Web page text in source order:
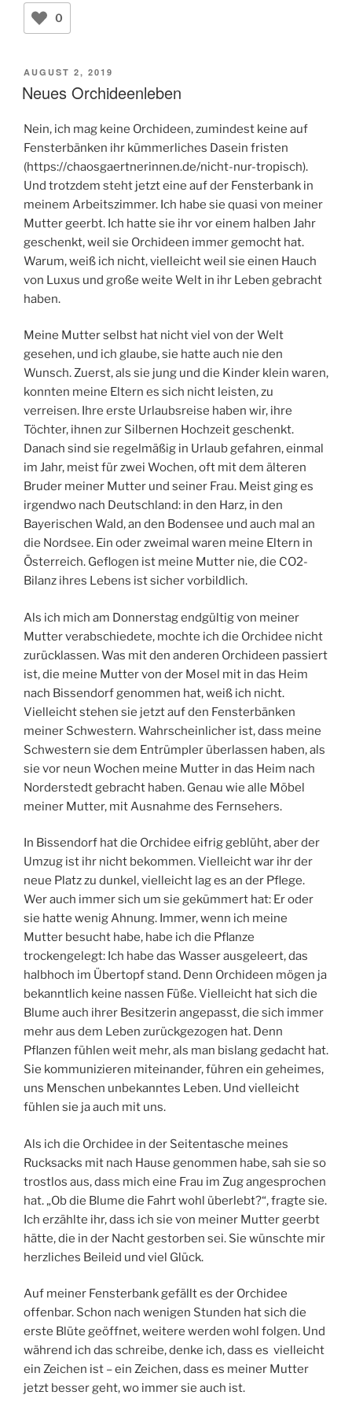
0
VERÖFFENTLICHT
AM
AUGUST 2, 2019
Neues Orchideenleben
Nein, ich mag keine Orchideen, zumindest keine auf
Fensterbänken ihr kümmerliches Dasein fristen
(https://chaosgaertnerinnen.de/nicht-nur-tropisch).
Und trotzdem steht jetzt eine auf der Fensterbank in
meinem Arbeitszimmer. Ich habe sie quasi von meiner
Mutter geerbt. Ich hatte sie ihr vor einem halben Jahr
geschenkt, weil sie Orchideen immer gemocht hat.
Warum, weiß ich nicht, vielleicht weil sie einen Hauch
von Luxus und große weite Welt in ihr Leben gebracht
haben.
Meine Mutter selbst hat nicht viel von der Welt
gesehen, und ich glaube, sie hatte auch nie den
Wunsch. Zuerst, als sie jung und die Kinder klein waren,
konnten meine Eltern es sich nicht leisten, zu
verreisen. Ihre erste Urlaubsreise haben wir, ihre
Töchter, ihnen zur Silbernen Hochzeit geschenkt.
Danach sind sie regelmäßig in Urlaub gefahren, einmal
im Jahr, meist für zwei Wochen, oft mit dem älteren
Bruder meiner Mutter und seiner Frau. Meist ging es
irgendwo nach Deutschland: in den Harz, in den
Bayerischen Wald, an den Bodensee und auch mal an
die Nordsee. Ein oder zweimal waren meine Eltern in
Österreich. Geflogen ist meine Mutter nie, die CO2-
Bilanz ihres Lebens ist sicher vorbildlich.
Als ich mich am Donnerstag endgültig von meiner
Mutter verabschiedete, mochte ich die Orchidee nicht
zurücklassen. Was mit den anderen Orchideen passiert
ist, die meine Mutter von der Mosel mit in das Heim
nach Bissendorf genommen hat, weiß ich nicht.
Vielleicht stehen sie jetzt auf den Fensterbänken
meiner Schwestern. Wahrscheinlicher ist, dass meine
Schwestern sie dem Entrümpler überlassen haben, als
sie vor neun Wochen meine Mutter in das Heim nach
Norderstedt gebracht haben. Genau wie alle Möbel
meiner Mutter, mit Ausnahme des Fernsehers.
In Bissendorf hat die Orchidee eifrig geblüht, aber der
Umzug ist ihr nicht bekommen. Vielleicht war ihr der
neue Platz zu dunkel, vielleicht lag es an der Pflege.
Wer auch immer sich um sie gekümmert hat: Er oder
sie hatte wenig Ahnung. Immer, wenn ich meine
Mutter besucht habe, habe ich die Pflanze
trockengelegt: Ich habe das Wasser ausgeleert, das
halbhoch im Übertopf stand. Denn Orchideen mögen ja
bekanntlich keine nassen Füße. Vielleicht hat sich die
Blume auch ihrer Besitzerin angepasst, die sich immer
mehr aus dem Leben zurückgezogen hat. Denn
Pflanzen fühlen weit mehr, als man bislang gedacht hat.
Sie kommunizieren miteinander, führen ein geheimes,
uns Menschen unbekanntes Leben. Und vielleicht
fühlen sie ja auch mit uns.
Als ich die Orchidee in der Seitentasche meines
Rucksacks mit nach Hause genommen habe, sah sie so
trostlos aus, dass mich eine Frau im Zug angesprochen
hat. „Ob die Blume die Fahrt wohl überlebt?“, fragte sie.
Ich erzählte ihr, dass ich sie von meiner Mutter geerbt
hätte, die in der Nacht gestorben sei. Sie wünschte mir
herzliches Beileid und viel Glück.
Auf meiner Fensterbank gefällt es der Orchidee
offenbar. Schon nach wenigen Stunden hat sich die
erste Blüte geöffnet, weitere werden wohl folgen. Und
während ich das schreibe, denke ich, dass es vielleicht
ein Zeichen ist – ein Zeichen, dass es meiner Mutter
jetzt besser geht, wo immer sie auch ist.